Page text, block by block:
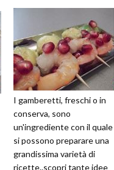
I gamberetti, freschi o in
conserva, sono
un'ingrediente con il quale
si possono preparare una
grandissima varietà di
ricette..scopri tante idee